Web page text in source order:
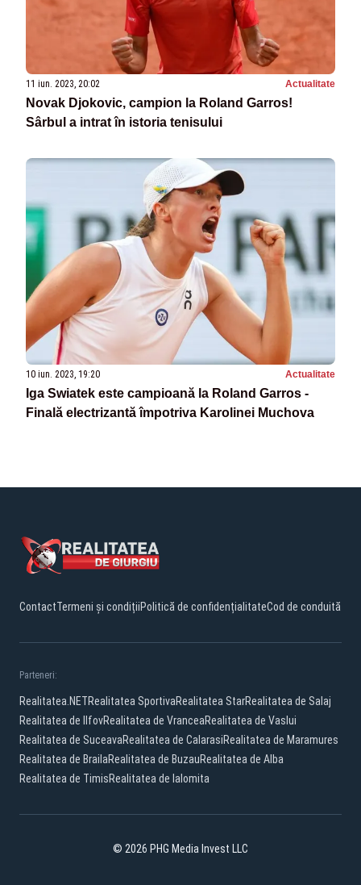
11 iun. 2023, 20:02 Actualitate
Novak Djokovic, campion la Roland Garros!
Sârbul a intrat în istoria tenisului
10 iun. 2023, 19:20 Actualitate
Iga Swiatek este campioană la Roland Garros -
Finală electrizantă împotriva Karolinei Muchova
ContactTermeni și condițiiPolitică de confidențialitateCod de conduită
Parteneri:
Realitatea.NETRealitatea SportivaRealitatea StarRealitatea de Salaj
Realitatea de IlfovRealitatea de VranceaRealitatea de Vaslui
Realitatea de SuceavaRealitatea de CalarasiRealitatea de Maramures
Realitatea de BrailaRealitatea de BuzauRealitatea de Alba
Realitatea de TimisRealitatea de Ialomita
© 2026 PHG Media Invest LLC